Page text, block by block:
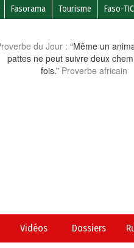
Fasorama Tourisme Faso-TIC
du Jour : “Même un
pattes ne peut suivre deux
fois.” Proverbe africain
Vidéos Dossiers